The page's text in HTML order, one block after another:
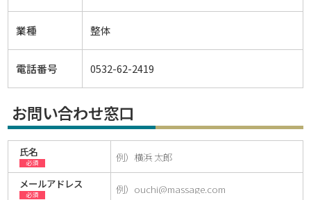
業種 整体
電話番号 0532-62-2419
お問い合わせ窓口
氏名
必須
メールアドレス
必須